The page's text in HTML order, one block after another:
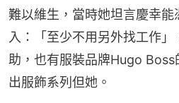
難以維生，當時她坦言慶幸
入：「至少不用另外找工作
助，也有服裝品牌Hugo Boss
出服飾系列但她。